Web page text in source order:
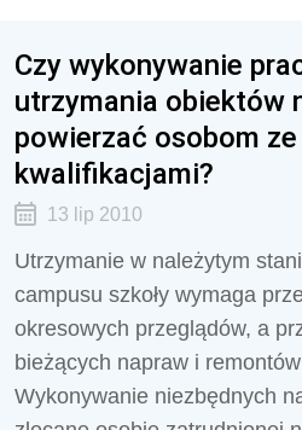
Czy wykonywanie
utrzymania obiektów
powierzać osobom
kwalifikacjami?
13 lip 2010
Utrzymanie w należytym
campusu szkoły wymaga
okresowych przeglądów, a
bieżących napraw i
Wykonywanie niezbędnych